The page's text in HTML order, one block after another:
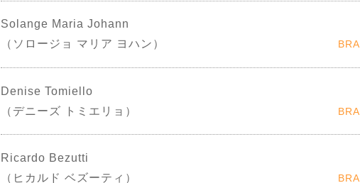
Solange Maria Johann
（ソロージョ マリア ヨハン）
Denise Tomiello
（デニーズ トミエリョ）
Ricardo Bezutti
（ヒカルド ベズーティ）